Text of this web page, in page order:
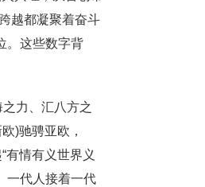
越都凝聚着奋斗
。这些数字背
力、汇八方之
)驰骋亚欧，
有情有义世界义
一代人接着一代